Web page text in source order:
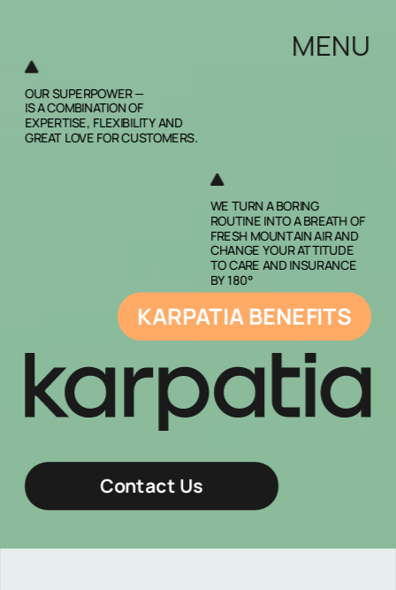
KARPATIA BENEFITS
Contact Us
MENU
OUR SUPERPOWER —
IS A COMBINATION OF
EXPERTISE, FLEXIBILITY AND
GREAT LOVE FOR CUSTOMERS.
WE TURN A BORING
ROUTINE INTO A BREATH OF
FRESH MOUNTAIN AIR AND
CHANGE YOUR ATTITUDE
TO CARE AND INSURANCE
BY 180°